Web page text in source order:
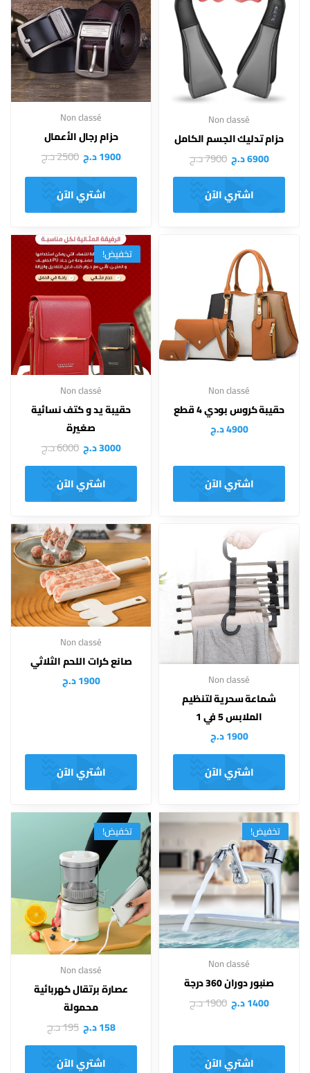
Non classé
حزام تدليك الجسم الكامل
6900د.ج 7900د.ج
اشتري الآن
Non classé
حزام رجال الأعمال
1900د.ج 2500د.ج
اشتري الآن
Non classé
حقيبة كروس بودي 4 قطع
4900د.ج
اشتري الآن
تخفيض!
Non classé
حقيبة يد و كتف نسائية
صغيرة
3000د.ج 6000د.ج
اشتري الآن
Non classé
شماعة سحرية لتنظيم
الملابس 5 في 1
1900د.ج
اشتري الآن
Non classé
صانع كرات اللحم الثلاثي
1900د.ج
اشتري الآن
تخفيض!
Non classé
صنبور دوران 360 درجة
1400د.ج 1900د.ج
اشتري الآن
تخفيض!
Non classé
عصارة برتقال كهربائية
محمولة
158د.ج 195د.ج
اشتري الآن